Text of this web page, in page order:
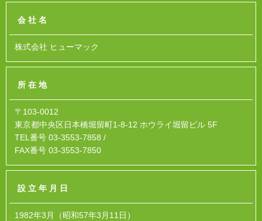
会社名
株式会社 ヒューマック
所在地
〒103-0012
東京都中央区日本橋堀留町1-8-12 ホウライ堀留ビル 5F
TEL番号 03-3553-7858 /
FAX番号 03-3553-7850
設立年月日
1982年3月（昭和57年3月11日）